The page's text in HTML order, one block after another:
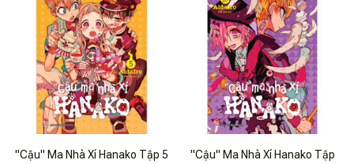
"Cậu" Ma Nhà Xí Hanako Tập 5
"Cậu" Ma Nhà Xí Hanako Tập